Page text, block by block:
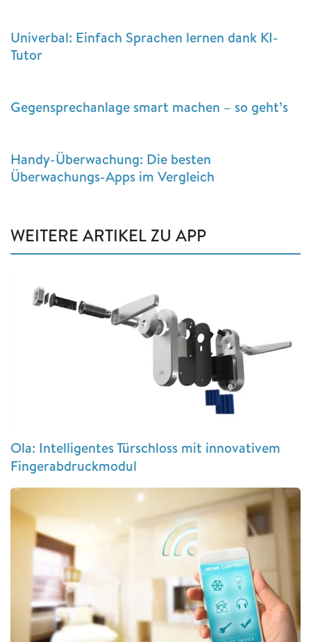
Univerbal: Einfach Sprachen lernen dank KI-
Tutor
Gegensprechanlage smart machen – so geht’s
Handy-Überwachung: Die besten
Überwachungs-Apps im Vergleich
WEITERE ARTIKEL ZU APP
Ola: Intelligentes Türschloss mit innovativem
Fingerabdruckmodul